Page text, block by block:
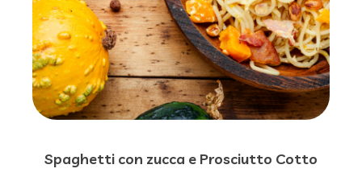
Spaghetti con zucca e Prosciutto Cotto